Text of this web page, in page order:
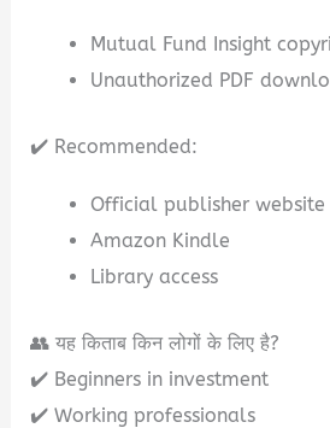
Mutual Fund Insight
Unauthorized PDF
✔️ Recommended:
Official publisher website
Amazon Kindle
Library access
👥 यह किताब किन लोगों के लिए है?
✔️ Beginners in investment
✔️ Working professionals